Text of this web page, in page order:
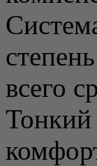
всего
Тонкий